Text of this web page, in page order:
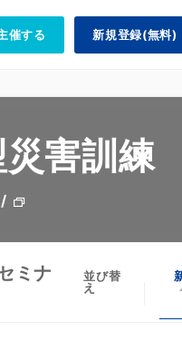
催する 新規登録(無料)
害訓練
ミナ
並び替
え